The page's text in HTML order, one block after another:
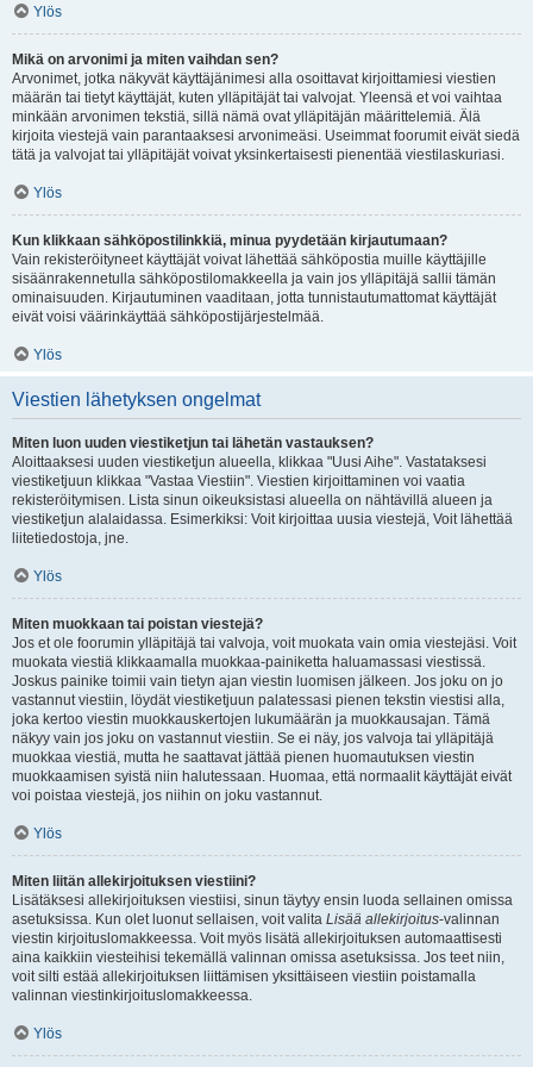
Ylös
Mikä on arvonimi ja miten vaihdan sen?
Arvonimet, jotka näkyvät käyttäjänimesi alla osoittavat kirjoittamiesi viestien
määrän tai tietyt käyttäjät, kuten ylläpitäjät tai valvojat. Yleensä et voi vaihtaa
minkään arvonimen tekstiä, sillä nämä ovat ylläpitäjän määrittelemiä. Älä
kirjoita viestejä vain parantaaksesi arvonimeäsi. Useimmat foorumit eivät siedä
tätä ja valvojat tai ylläpitäjät voivat yksinkertaisesti pienentää viestilaskuriasi.
Ylös
Kun klikkaan sähköpostilinkkiä, minua pyydetään kirjautumaan?
Vain rekisteröityneet käyttäjät voivat lähettää sähköpostia muille käyttäjille
sisäänrakennetulla sähköpostilomakkeella ja vain jos ylläpitäjä sallii tämän
ominaisuuden. Kirjautuminen vaaditaan, jotta tunnistautumattomat käyttäjät
eivät voisi väärinkäyttää sähköpostijärjestelmää.
Ylös
Viestien lähetyksen ongelmat
Miten luon uuden viestiketjun tai lähetän vastauksen?
Aloittaaksesi uuden viestiketjun alueella, klikkaa "Uusi Aihe". Vastataksesi
viestiketjuun klikkaa "Vastaa Viestiin". Viestien kirjoittaminen voi vaatia
rekisteröitymisen. Lista sinun oikeuksistasi alueella on nähtävillä alueen ja
viestiketjun alalaidassa. Esimerkiksi: Voit kirjoittaa uusia viestejä, Voit lähettää
liitetiedostoja, jne.
Ylös
Miten muokkaan tai poistan viestejä?
Jos et ole foorumin ylläpitäjä tai valvoja, voit muokata vain omia viestejäsi. Voit
muokata viestiä klikkaamalla muokkaa-painiketta haluamassasi viestissä.
Joskus painike toimii vain tietyn ajan viestin luomisen jälkeen. Jos joku on jo
vastannut viestiin, löydät viestiketjuun palatessasi pienen tekstin viestisi alla,
joka kertoo viestin muokkauskertojen lukumäärän ja muokkausajan. Tämä
näkyy vain jos joku on vastannut viestiin. Se ei näy, jos valvoja tai ylläpitäjä
muokkaa viestiä, mutta he saattavat jättää pienen huomautuksen viestin
muokkaamisen syistä niin halutessaan. Huomaa, että normaalit käyttäjät eivät
voi poistaa viestejä, jos niihin on joku vastannut.
Ylös
Miten liitän allekirjoituksen viestiini?
Lisätäksesi allekirjoituksen viestiisi, sinun täytyy ensin luoda sellainen omissa
asetuksissa. Kun olet luonut sellaisen, voit valita Lisää allekirjoitus-valinnan
viestin kirjoituslomakkeessa. Voit myös lisätä allekirjoituksen automaattisesti
aina kaikkiin viesteihisi tekemällä valinnan omissa asetuksissa. Jos teet niin,
voit silti estää allekirjoituksen liittämisen yksittäiseen viestiin poistamalla
valinnan viestinkirjoituslomakkeessa.
Ylös